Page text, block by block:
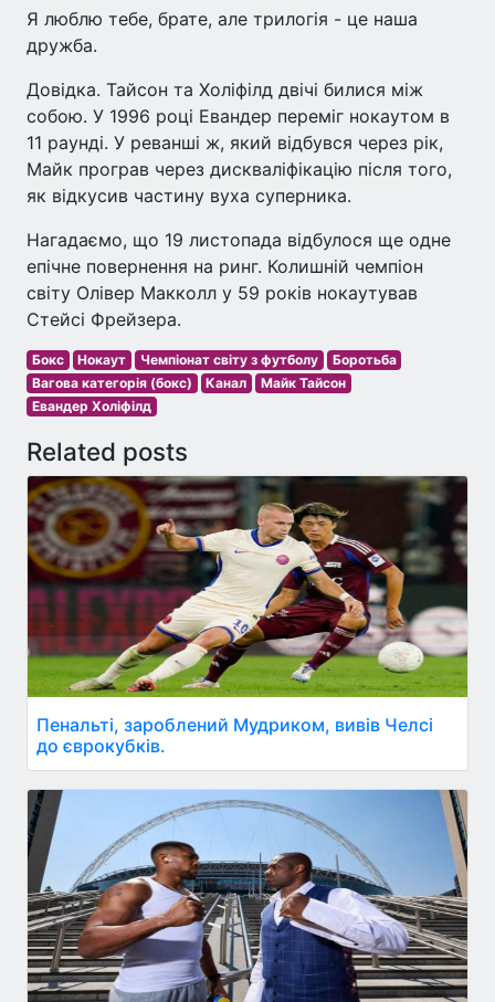
Я люблю тебе, брате, але трилогія - це наша
дружба.
Довідка. Тайсон та Холіфілд двічі билися між
собою. У 1996 році Евандер переміг нокаутом в
11 раунді. У реванші ж, який відбувся через рік,
Майк програв через дискваліфікацію після того,
як відкусив частину вуха суперника.
Нагадаємо, що 19 листопада відбулося ще одне
епічне повернення на ринг. Колишній чемпіон
світу Олівер Макколл у 59 років нокаутував
Стейсі Фрейзера.
Бокс Нокаут Чемпіонат світу з футболу
Боротьба
Вагова категорія (бокс)
Канал
Майк Тайсон
Евандер Холіфілд
Related posts
Пенальті, зароблений Мудриком, вивів Челсі
до єврокубків.